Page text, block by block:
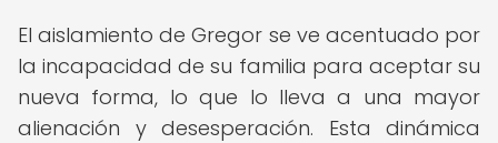
El aislamiento de Gregor se ve acentuado por
la incapacidad de su familia para aceptar su
nueva forma, lo que lo lleva a una mayor
alienación y desesperación. Esta dinámica